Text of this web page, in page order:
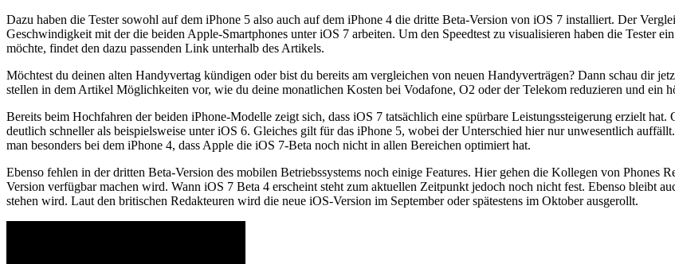
Dazu haben die Tester sowohl auf dem iPhone 5 also auch auf dem iPhone 4 die dritte Beta-Version von iOS 7 installiert. Der
Geschwindigkeit mit der die beiden Apple-Smartphones unter iOS 7 arbeiten. Um den Speedtest zu visualisieren haben die Tester
möchte, findet den dazu passenden Link unterhalb des Artikels.
Möchtest du deinen alten Handyvertag kündigen oder bist du bereits am vergleichen von neuen Handyverträgen? Dann schau dir
stellen in dem Artikel Möglichkeiten vor, wie du deine monatlichen Kosten bei Vodafone, O2 oder der Telekom reduzieren und ein
Bereits beim Hochfahren der beiden iPhone-Modelle zeigt sich, dass iOS 7 tatsächlich eine spürbare Leistungssteigerung erzielt
deutlich schneller als beispielsweise unter iOS 6. Gleiches gilt für das iPhone 5, wobei der Unterschied hier nur unwesentlich
man besonders bei dem iPhone 4, dass Apple die iOS 7-Beta noch nicht in allen Bereichen optimiert hat.
Ebenso fehlen in der dritten Beta-Version des mobilen Betriebssystems noch einige Features. Hier gehen die Kollegen von Phones
Version verfügbar machen wird. Wann iOS 7 Beta 4 erscheint steht zum aktuellen Zeitpunkt jedoch noch nicht fest. Ebenso bleibt
stehen wird. Laut den britischen Redakteuren wird die neue iOS-Version im September oder spätestens im Oktober ausgerollt.